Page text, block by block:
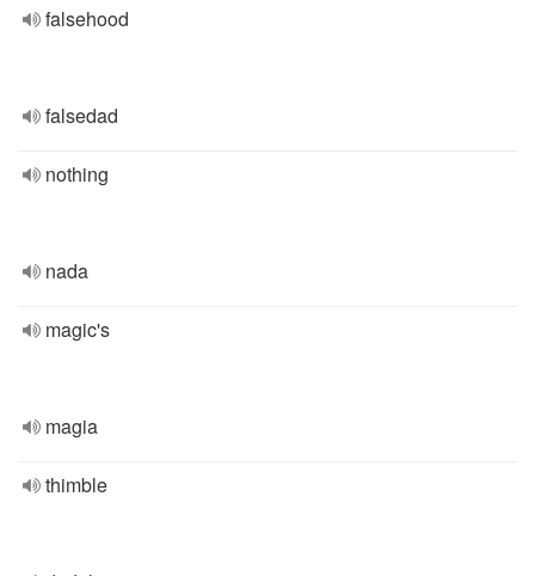
falsehood
falsedad
nothing
nada
magic's
magia
thimble